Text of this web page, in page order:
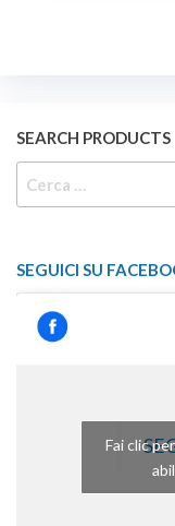
SEARCH PRODUCTS
SEGUICI SU
Fai clic